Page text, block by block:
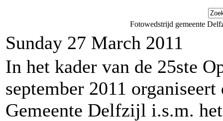
Fotowedstrijd gemeente
Sunday 27 March 2011
In het kader van de 25ste
september 2011
Gemeente Delfzijl i.s.m.